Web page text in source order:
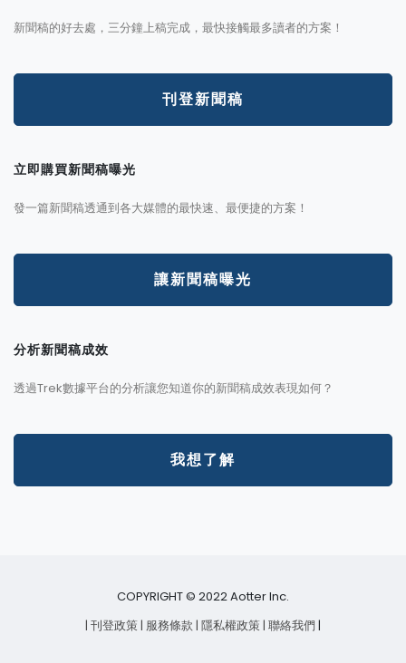
新聞稿的好去處，三分鐘上稿完成，最快接觸最多讀者的方案！
刊登新聞稿
立即購買新聞稿曝光
發一篇新聞稿透通到各大媒體的最快速、最便捷的方案！
讓新聞稿曝光
分析新聞稿成效
透過Trek數據平台的分析讓您知道你的新聞稿成效表現如何？
我想了解
COPYRIGHT © 2022 Aotter Inc.
| 刊登政策| 服務條款| 隱私權政策| 聯絡我們 |